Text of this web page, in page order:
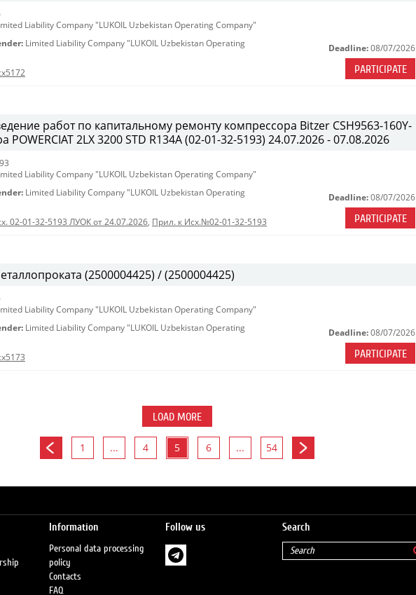
Liability Company "LUKOIL Uzbekistan Operating Company"
Limited Liability Company "LUKOIL Uzbekistan Operating
Deadline: 08/07/2026
PARTICIPATE
работ по капитальному ремонту компрессора Bitzer CSH9563-160Y-
POWERCIAT 2LX 3200 STD R134A (02-01-32-5193) 24.07.2026 - 07.08.2026
Liability Company "LUKOIL Uzbekistan Operating Company"
Limited Liability Company "LUKOIL Uzbekistan Operating
02-01-32-5193 ЛУОК от 24.07.2026, Прил. к Исх.№02-01-32-5193
Deadline: 08/07/2026
PARTICIPATE
(2500004425) / (2500004425)
Liability Company "LUKOIL Uzbekistan Operating Company"
Limited Liability Company "LUKOIL Uzbekistan Operating
Deadline: 08/07/2026
PARTICIPATE
LOAD MORE
1 ... 4 5 6 ... 54
Information
Personal data processing
policy
Contacts
FAQ
Follow us Search